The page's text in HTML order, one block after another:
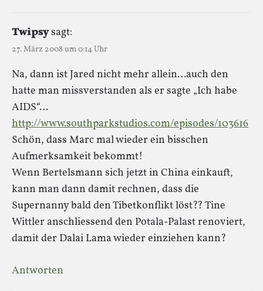
Twipsysagt:
27. März 2008 um 0:14 Uhr
Na, dann ist Jared nicht mehr allein…auch den
hatte man missverstanden als er sagte „Ich habe
AIDS“…
http://www.southparkstudios.com/episodes/103616
Schön, dass Marc mal wieder ein bisschen
Aufmerksamkeit bekommt!
Wenn Bertelsmann sich jetzt in China einkauft,
kann man dann damit rechnen, dass die
Supernanny bald den Tibetkonflikt löst?? Tine
Wittler anschliessend den Potala-Palast renoviert,
damit der Dalai Lama wieder einziehen kann?
Antworten